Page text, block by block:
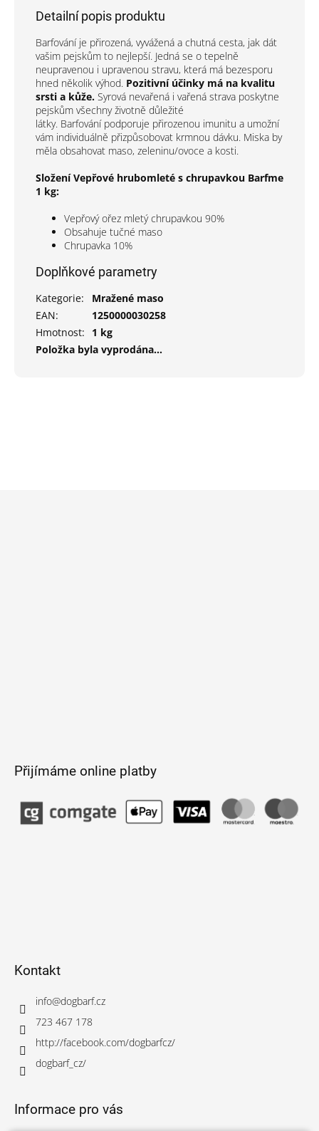
Detailní popis produktu
Barfování je přirozená, vyvážená a chutná cesta, jak dát
vašim pejskům to nejlepší. Jedná se o tepelně
neupravenou i upravenou stravu, která má bezesporu
hned několik výhod. Pozitivní účinky má na kvalitu
srsti a kůže. Syrová nevařená i vařená strava poskytne
pejskům všechny životně důležité
látky. Barfování podporuje přirozenou imunitu a umožní
vám individuálně přizpůsobovat krmnou dávku. Miska by
měla obsahovat maso, zeleninu/ovoce a kosti.
Složení Vepřové hrubomleté s chrupavkou Barfme
1 kg:
Vepřový ořez mletý chrupavkou 90%
Obsahuje tučné maso
Chrupavka 10%
Doplňkové parametry
Kategorie:
Mražené maso
EAN:
1250000030258
Hmotnost:
1 kg
Položka byla vyprodána…
Přijímáme online platby
Kontakt
info@dogbarf.cz
723 467 178
http://facebook.com/dogbarfcz/
dogbarf_cz/
Informace pro vás